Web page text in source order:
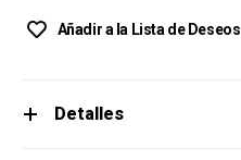
Añadir a la Lista de Deseos
Detalles